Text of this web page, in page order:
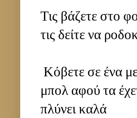
Τις βάζετε στο
τις δείτε να
Κόβετε σε ένα
μπολ αφού τα
πλύνει καλά